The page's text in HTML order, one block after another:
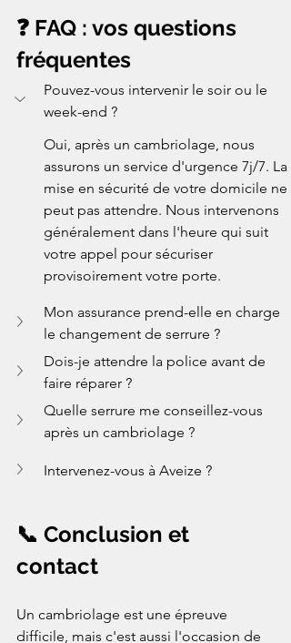
❓ FAQ : vos questions
fréquentes
Pouvez-vous intervenir le soir ou le
week-end ?
Oui, après un cambriolage, nous
assurons un service d'urgence 7j/7. La
mise en sécurité de votre domicile ne
peut pas attendre. Nous intervenons
généralement dans l'heure qui suit
votre appel pour sécuriser
provisoirement votre porte.
Mon assurance prend-elle en charge
le changement de serrure ?
Dois-je attendre la police avant de
faire réparer ?
Quelle serrure me conseillez-vous
après un cambriolage ?
Intervenez-vous à Aveize ?
📞 Conclusion et
contact
Un cambriolage est une épreuve
difficile, mais c'est aussi l'occasion de